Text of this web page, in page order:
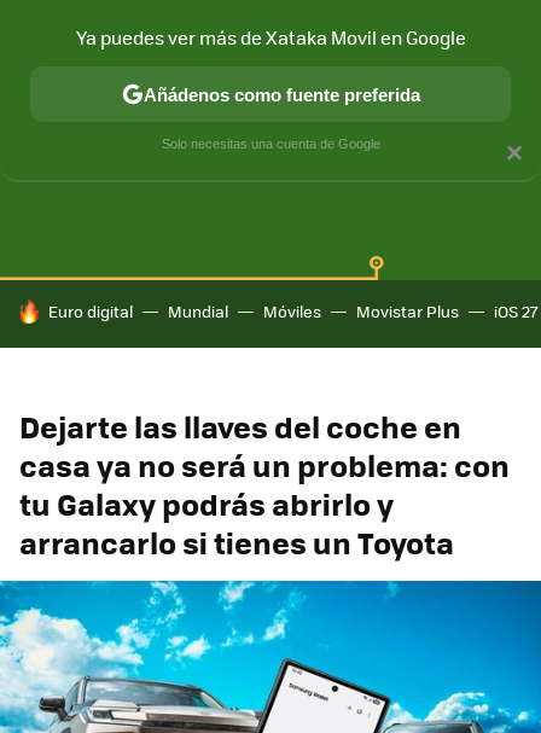
HOY SE HABLA DE
Euro digital Mundial Móviles Movistar Plus iOS 27
Dejarte las llaves del coche en
casa ya no será un problema: con
tu Galaxy podrás abrirlo y
arrancarlo si tienes un Toyota
×
Ya puedes ver más de Xataka Movil en Google
Añádenos como fuente preferida
Solo necesitas una cuenta de Google